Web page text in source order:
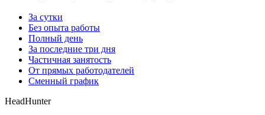
За сутки
Без опыта работы
Полный день
За последние три дня
Частичная занятость
От прямых работодателей
Сменный график
HeadHunter